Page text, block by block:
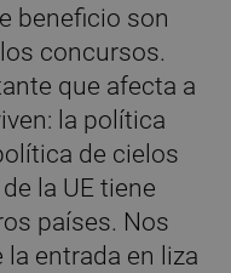
beneficio son
concursos.
que afecta a
la política
de cielos
la UE tiene
países. Nos
entrada en liza